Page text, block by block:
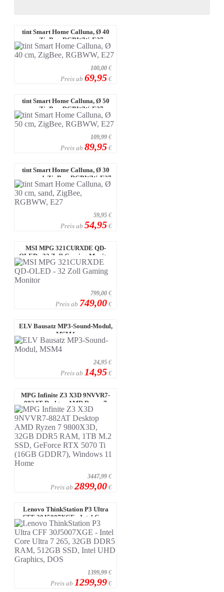
tint Smart Home Calluna, Ø 40
cm, ZigBee, RGBWW, E27
100,00 €
Preis ab 69,95 €
tint Smart Home Calluna, Ø 50
cm, ZigBee, RGBWW, E27
109,99 €
Preis ab 89,95 €
tint Smart Home Calluna, Ø 30
cm, sand, ZigBee, RGBWW, E27
59,95 €
Preis ab 54,95 €
MSI MPG 321CURXDE QD-
OLED - 32 Zoll Gaming Monitor
799,00 €
Preis ab 749,00 €
ELV Bausatz MP3-Sound-Modul,
MSM4
24,95 €
Preis ab 14,95 €
MPG Infinite Z3 X3D 9NVVR7-
882AT Desktop AMD Ryzen 7
9800X3D, 32 ...
3447,99 €
Preis ab 2899,00 €
Lenovo ThinkStation P3 Ultra
CFF 30J5007XGE - Intel Core
Ultra 7 ...
1399,99 €
Preis ab 1299,99 €